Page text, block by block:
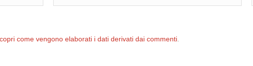
come vengono elaborati i dati derivati dai commenti